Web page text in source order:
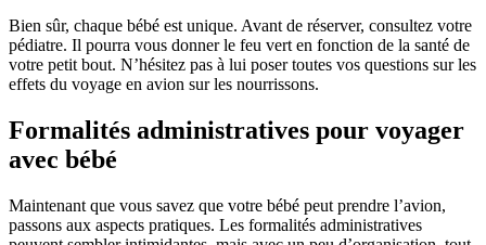
Bien sûr, chaque bébé est unique. Avant de réserver, consultez votre
pédiatre. Il pourra vous donner le feu vert en fonction de la santé de
votre petit bout. N’hésitez pas à lui poser toutes vos questions sur les
effets du voyage en avion sur les nourrissons.
Formalités administratives pour voyager
avec bébé
Maintenant que vous savez que votre bébé peut prendre l’avion,
passons aux aspects pratiques. Les formalités administratives